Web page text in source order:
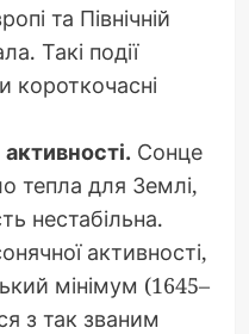
та Північній
Такі події
короткочасні
Сонце
тепла для Землі,
нестабільна.
активності,
мінімум (1645–
з так званим